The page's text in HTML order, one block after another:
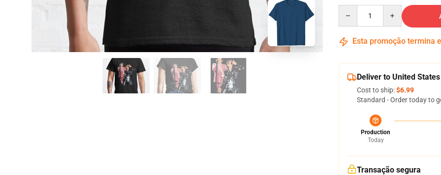
Esta promoção termina
Deliver to United States
Cost to ship:$6.99
Standard - Order today to
Production
Today
Transação segura